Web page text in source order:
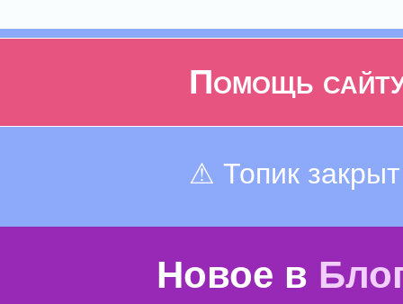
Помощь
⚠ Топик закрыт
Новое в